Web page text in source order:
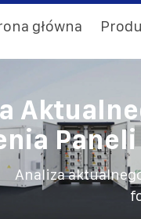
główna
Analiza